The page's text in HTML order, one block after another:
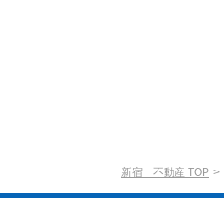
新宿 不動産 TOP